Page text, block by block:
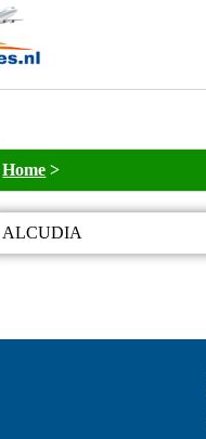
Home >
ALCUDIA